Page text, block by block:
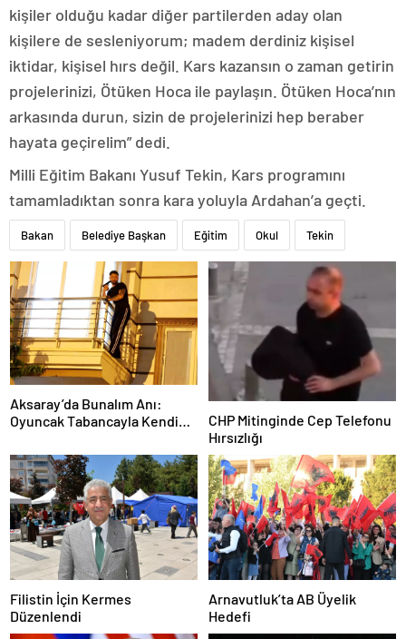
kişiler olduğu kadar diğer partilerden aday olan
kişilere de sesleniyorum; madem derdiniz kişisel
iktidar, kişisel hırs değil. Kars kazansın o zaman getirin
projelerinizi, Ötüken Hoca ile paylaşın. Ötüken Hoca’nın
arkasında durun, sizin de projelerinizi hep beraber
hayata geçirelim” dedi.
Milli Eğitim Bakanı Yusuf Tekin, Kars programını
tamamladıktan sonra kara yoluyla Ardahan’a geçti.
Bakan Belediye Başkan Eğitim Okul Tekin
Aksaray’da Bunalım Anı:
Oyuncak Tabancayla Kendine
CHP Mitinginde Cep Telefonu
Hırsızlığı
Filistin İçin Kermes
Düzenlendi
Arnavutluk’ta AB Üyelik
Hedefi